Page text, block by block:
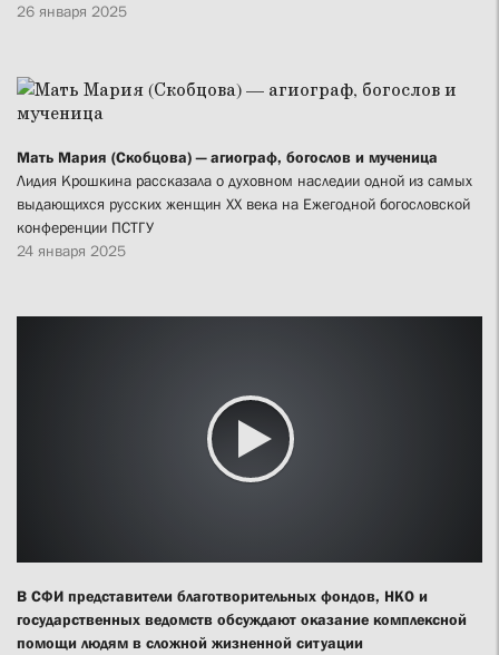
26 января 2025
Мать Мария (Скобцова) — агиограф, богослов и мученица
Лидия Крошкина рассказала о духовном наследии одной из самых
выдающихся русских женщин XX века на Ежегодной богословской
конференции ПСТГУ
24 января 2025
В СФИ представители благотворительных фондов, НКО и
государственных ведомств обсуждают оказание комплексной
помощи людям в сложной жизненной ситуации